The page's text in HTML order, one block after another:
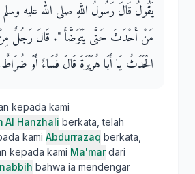
يَقُولُ قَالَ رَسُولُ اللَّهِ صلى الله عليه
مَنْ أَحْدَثَ حَتَّى يَتَوَضَّأَ ‏"‏‏.‏ قَالَ رَجُلٌ
الْحَدَثُ يَا أَبَا هُرَيْرَةَ قَالَ فُسَاءٌ أَوْ
kepada kami
Al Hanzhali berkata, telah
kami Abdurrazaq berkata,
kepada kami Ma'mardari
bahwa ia mendengar